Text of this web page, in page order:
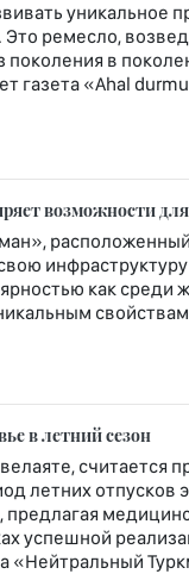
уникальное
ремесло,
поколения в
газета «Ahal
возможности
как среди
в летний сезон
считается
летних отпусков
предлагая
успешной
«Нейтральный